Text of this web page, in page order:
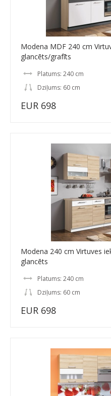
Modena MDF 240 cm
glancēts/grafīts
Platums: 240 cm
Dziļums: 60 cm
EUR 698
Modena 240 cm Virtuves
glancēts
Platums: 240 cm
Dziļums: 60 cm
EUR 698